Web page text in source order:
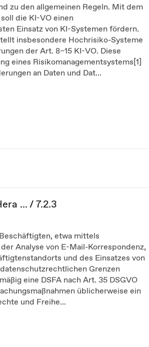
zu den allgemeinen Regeln. Mit dem
die KI-VO einen
Einsatz von KI-Systemen fördern.
insbesondere Hochrisiko-Systeme
der Art. 8–15 KI-VO. Diese
eines Risikomanagementsystems[1]
an Daten und Dat...
... / 7.2.3
etwa mittels
Analyse von E-Mail-Korrespondenz,
und des Einsatzes von
Grenzen
eine DSFA nach Art. 35 DSGVO
üblicherweise ein
und Freihe...